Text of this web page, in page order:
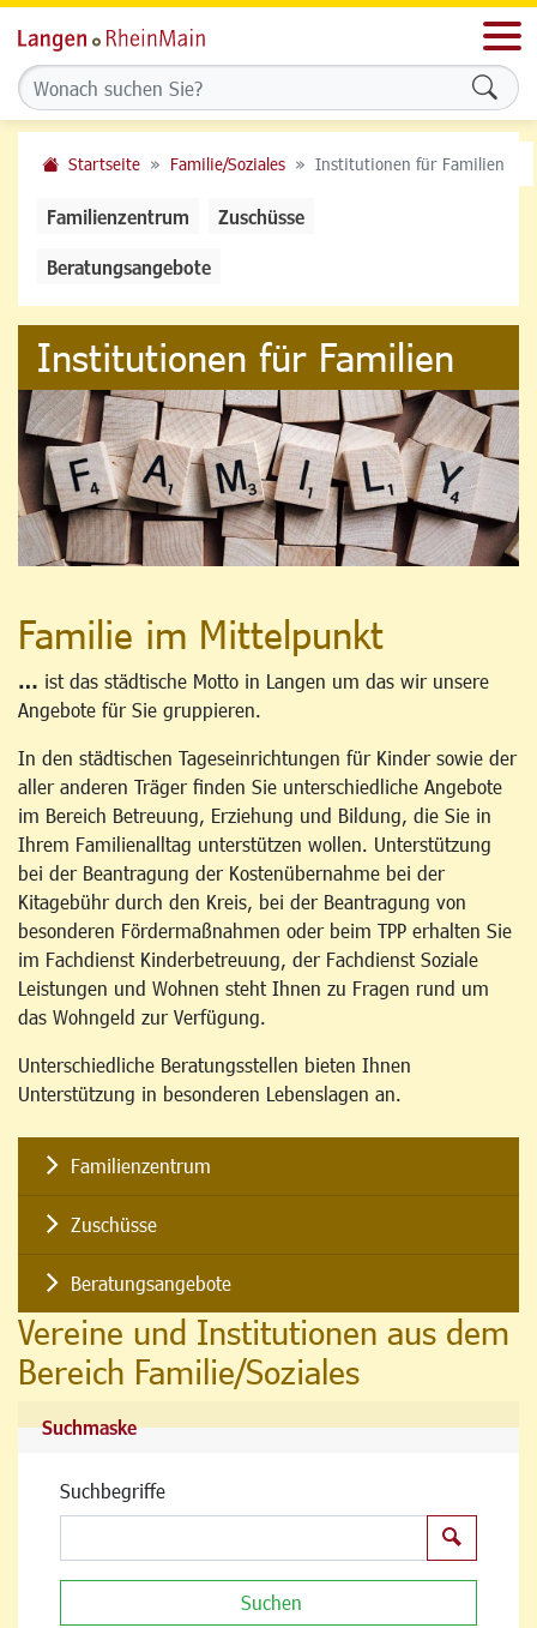
Startseite Familie/Soziales Institutionen für Familien
Familienzentrum Zuschüsse
Beratungsangebote
Institutionen für Familien
Familie im Mittelpunkt
… ist das städtische Motto in Langen um das wir unsere
Angebote für Sie gruppieren.
In den städtischen Tageseinrichtungen für Kinder sowie der
aller anderen Träger finden Sie unterschiedliche Angebote
im Bereich Betreuung, Erziehung und Bildung, die Sie in
Ihrem Familienalltag unterstützen wollen. Unterstützung
bei der Beantragung der Kostenübernahme bei der
Kitagebühr durch den Kreis, bei der Beantragung von
besonderen Fördermaßnahmen oder beim TPP erhalten Sie
im Fachdienst Kinderbetreuung, der Fachdienst Soziale
Leistungen und Wohnen steht Ihnen zu Fragen rund um
das Wohngeld zur Verfügung.
Unterschiedliche Beratungsstellen bieten Ihnen
Unterstützung in besonderen Lebenslagen an.
Familienzentrum
Zuschüsse
Beratungsangebote
Vereine und Institutionen aus dem
Bereich Familie/Soziales
Suchmaske
Suchbegriffe
Suchen